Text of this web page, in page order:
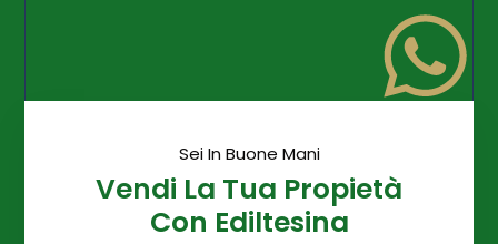
Sei In Buone Mani
Vendi La Tua Propietà
Con Ediltesina